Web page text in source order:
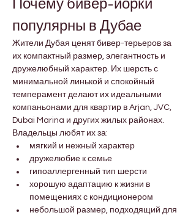
Почему бивер-йорки
популярны в Дубае
Жители Дубая ценят бивер-терьеров за
их компактный размер, элегантность и
дружелюбный характер. Их шерсть с
минимальной линькой и спокойный
темперамент делают их идеальными
компаньонами для квартир в Arjan, JVC,
Dubai Marina и других жилых районах.
Владельцы любят их за:
мягкий и нежный характер
дружелюбие к семье
гипоаллергенный тип шерсти
хорошую адаптацию к жизни в
помещениях с кондиционером
небольшой размер, подходящий для